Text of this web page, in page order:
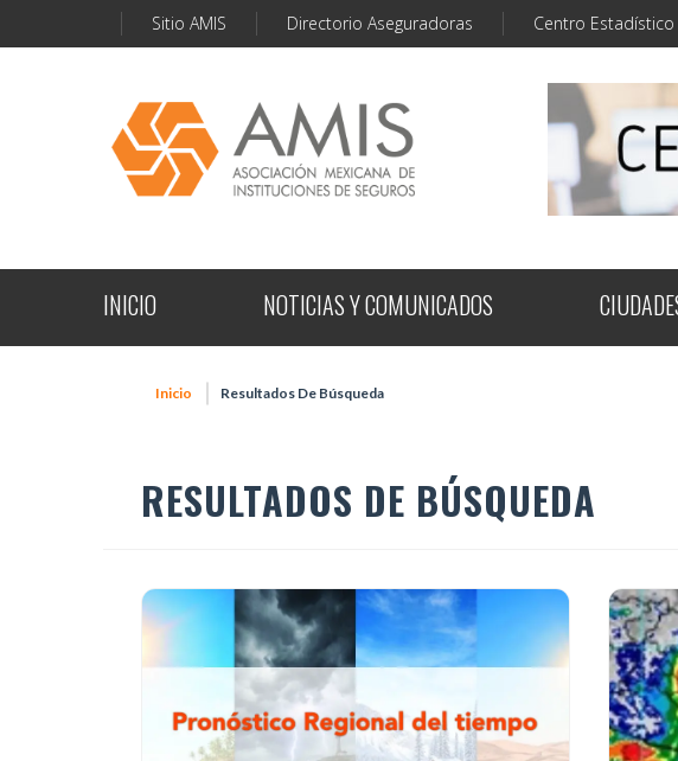
Sitio AMIS Directorio Aseguradoras Centro Estadístico
INICIO NOTICIAS Y COMUNICADOS
Inicio Resultados De Búsqueda
RESULTADOS DE BÚSQUEDA